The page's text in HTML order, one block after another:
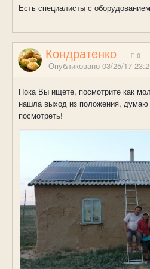
Есть специалисты с
Кондратенко 0
Опубликовано 03/25/17
Пока Вы ищете, посмотрите как
нашла выход из положения, думаю
посмотреть!